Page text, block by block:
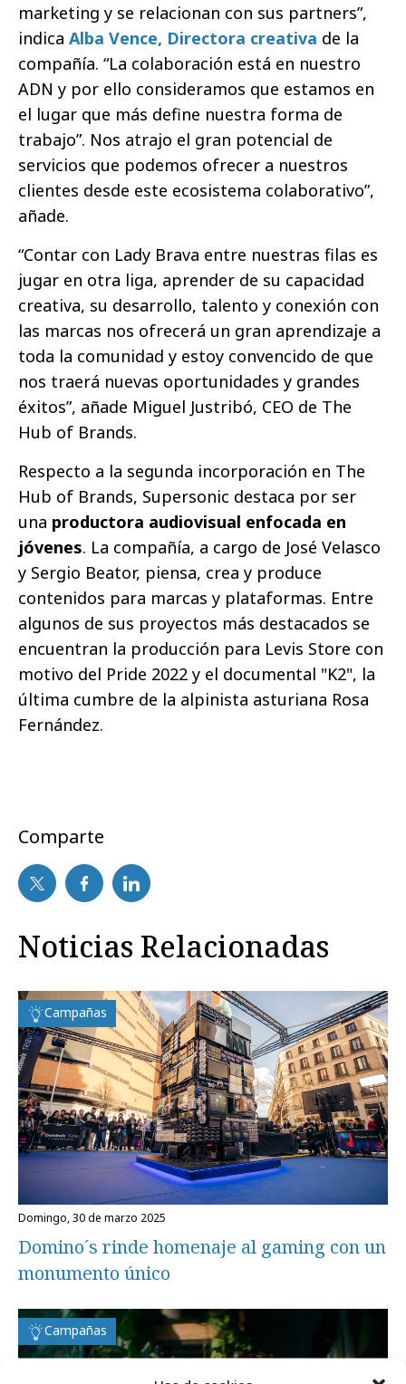
marketing y se relacionan con sus partners”,
indica Alba Vence, Directora creativa de la
compañía. “La colaboración está en nuestro
ADN y por ello consideramos que estamos en
el lugar que más define nuestra forma de
trabajo”. Nos atrajo el gran potencial de
servicios que podemos ofrecer a nuestros
clientes desde este ecosistema colaborativo”,
añade.
“Contar con Lady Brava entre nuestras filas es
jugar en otra liga, aprender de su capacidad
creativa, su desarrollo, talento y conexión con
las marcas nos ofrecerá un gran aprendizaje a
toda la comunidad y estoy convencido de que
nos traerá nuevas oportunidades y grandes
éxitos”, añade Miguel Justribó, CEO de The
Hub of Brands.
Respecto a la segunda incorporación en The
Hub of Brands, Supersonic destaca por ser
una productora audiovisual enfocada en
jóvenes. La compañía, a cargo de José Velasco
y Sergio Beator, piensa, crea y produce
contenidos para marcas y plataformas. Entre
algunos de sus proyectos más destacados se
encuentran la producción para Levis Store con
motivo del Pride 2022 y el documental "K2", la
última cumbre de la alpinista asturiana Rosa
Fernández.
Comparte
Noticias Relacionadas
Campañas
domingo, 30 de marzo 2025
Domino´s rinde homenaje al gaming con un
monumento único
Campañas